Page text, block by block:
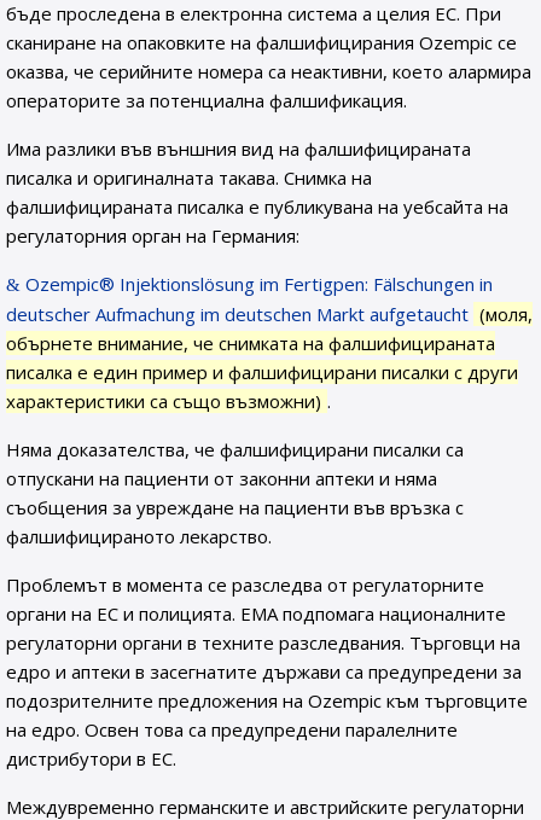
бъде проследена в електронна система а целия ЕС. При
сканиране на опаковките на фалшифицирания Ozempic се
оказва, че серийните номера са неактивни, което алармира
операторите за потенциална фалшификация.
Има разлики във външния вид на фалшифицираната
писалка и оригиналната такава. Снимка на
фалшифицираната писалка е публикувана на уебсайта на
регулаторния орган на Германия:
Ozempic® Injektionslösung im Fertigpen: Fälschungen in
deutscher Aufmachung im deutschen Markt aufgetaucht (моля,
обърнете внимание, че снимката на фалшифицираната
писалка е един пример и фалшифицирани писалки с други
характеристики са също възможни) .
Няма доказателства, че фалшифицирани писалки са
отпускани на пациенти от законни аптеки и няма
съобщения за увреждане на пациенти във връзка с
фалшифицираното лекарство.
Проблемът в момента се разследва от регулаторните
органи на ЕС и полицията. EMA подпомага националните
регулаторни органи в техните разследвания. Търговци на
едро и аптеки в засегнатите държави са предупредени за
подозрителните предложения на Ozempic към търговците
на едро. Освен това са предупредени паралелните
дистрибутори в ЕС.
Междувременно германските и австрийските регулаторни